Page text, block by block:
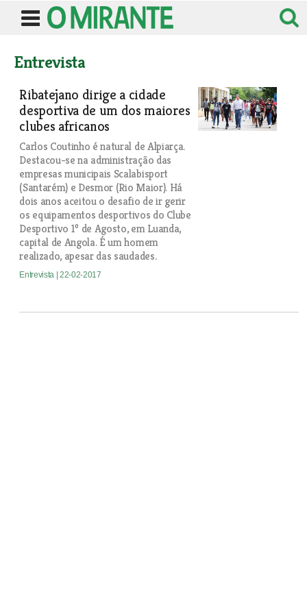
Entrevista
Ribatejano dirige a cidade
desportiva de um dos maiores
clubes africanos
Carlos Coutinho é natural de Alpiarça.
Destacou-se na administração das
empresas municipais Scalabisport
(Santarém) e Desmor (Rio Maior). Há
dois anos aceitou o desafio de ir gerir
os equipamentos desportivos do Clube
Desportivo 1º de Agosto, em Luanda,
capital de Angola. É um homem
realizado, apesar das saudades.
Entrevista | 22-02-2017